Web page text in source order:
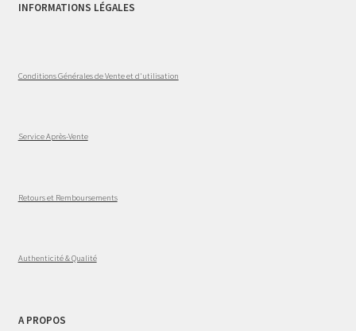
INFORMATIONS LÉGALES
Conditions Générales de Vente et d'utilisation
Service Après-Vente
Retours et Remboursements
Authenticité & Qualité
A PROPOS